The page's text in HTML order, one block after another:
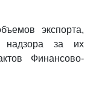
экспорта,
надзора за их
Финансово-